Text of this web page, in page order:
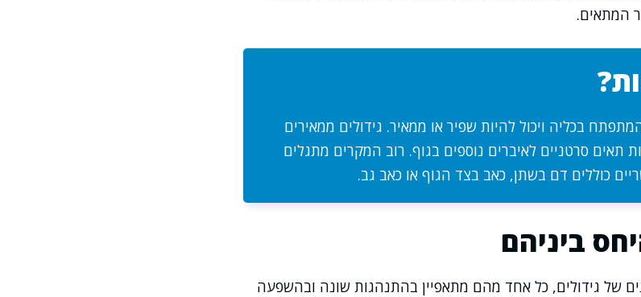
המתאים.
בכליה ויכול להיות שפיר או ממאיר. גידולים ממאירים
תאים סרטניים לאיברים נוספים בגוף. רוב המקרים מתגלים
כוללים דם בשתן, כאב בצד הגוף או כאב גב.
ביניהם
של גידולים, כל אחד מהם מתאפיין בהתנהגות שונה ובהשפעה